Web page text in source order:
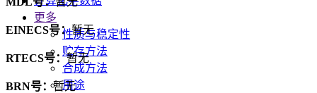
更多
性质与稳定性
贮存方法
合成方法
用途
EINECS号：暂无
RTECS号：暂无
BRN号：暂无